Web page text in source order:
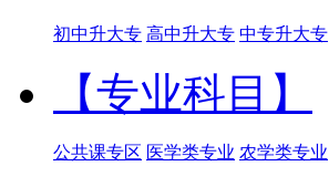
初中升大专 高中升大专 中专升大专
【专业科目】
公共课专区 医学类专业 农学类专业